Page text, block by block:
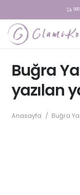
Buğra
yazılan
Anasayfa / Buğra